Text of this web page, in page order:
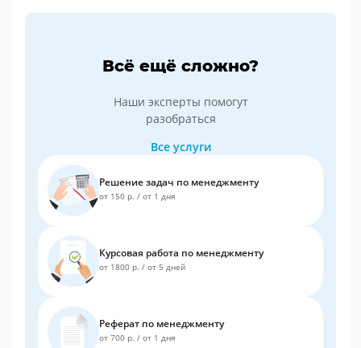
Всё ещё сложно?
Наши эксперты помогут
разобраться
Все услуги
Решение задач по менеджменту
от 150 р. / от 1 дня
Курсовая работа по менеджменту
от 1800 р. / от 5 дней
Реферат по менеджменту
от 700 р. / от 1 дня